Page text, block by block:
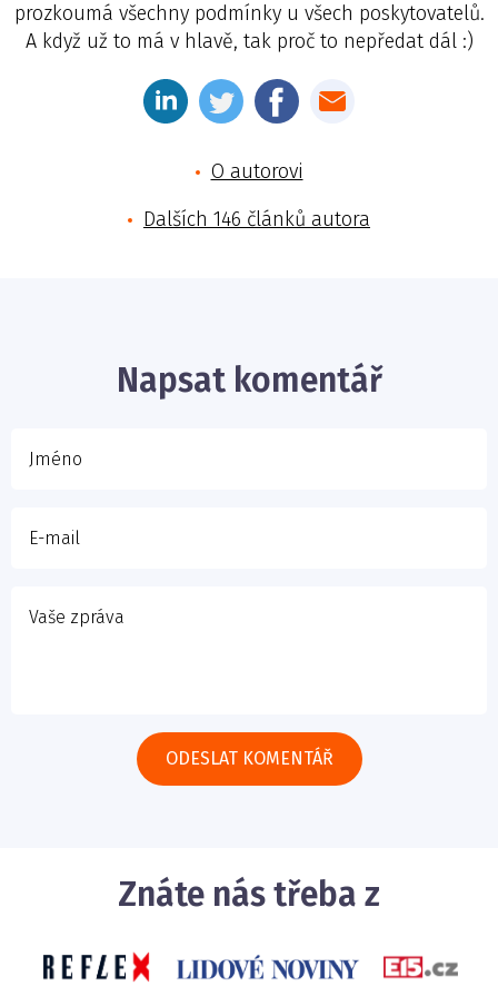
prozkoumá všechny podmínky u všech poskytovatelů.
A když už to má v hlavě, tak proč to nepředat dál :)
O autorovi
Dalších 146 článků autora
Napsat komentář
Znáte nás třeba z